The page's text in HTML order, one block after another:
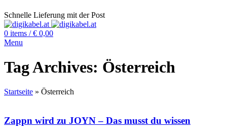
Schnelle Lieferung mit der Post
0 items / € 0,00
Menu
Tag Archives: Österreich
Startseite » Österreich
Zappn wird zu JOYN – Das musst du wissen